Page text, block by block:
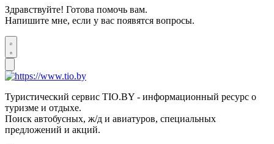
Здравствуйте! Готова помочь вам.
Напишите мне, если у вас появятся вопросы.
Туристический сервис TIO.BY - информационный ресурс о
туризме и отдыхе.
Поиск автобусных, ж/д и авиатуров, специальных
предложений и акций.